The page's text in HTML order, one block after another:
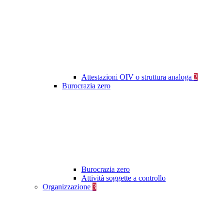
Attestazioni OIV o struttura analoga 2
Burocrazia zero
Burocrazia zero
Attività soggette a controllo
Organizzazione 3